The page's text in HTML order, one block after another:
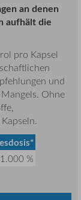
an denen
aufhält die
pro Kapsel
und
Ohne
1.000 %